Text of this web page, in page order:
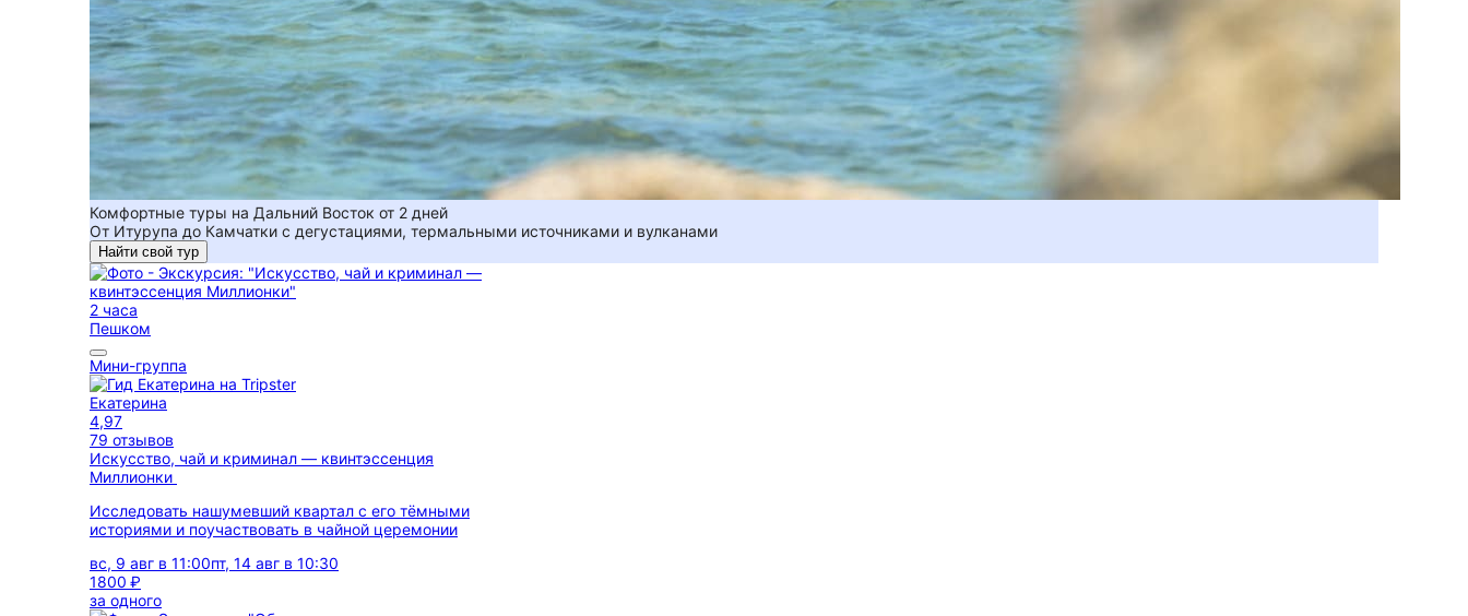
Комфортные туры на Дальний Восток от 2 дней
От Итурупа до Камчатки с дегустациями, термальными источниками и вулканами
Найти свой тур
2 часа
Пешком
Мини-группа
Екатерина
4,97
79 отзывов
Искусство, чай и криминал — квинтэссенция
Миллионки
Исследовать нашумевший квартал с его тёмными
историями и поучаствовать в чайной церемонии
вс, 9 авг в 11:00пт, 14 авг в 10:30
1800 ₽
за одного